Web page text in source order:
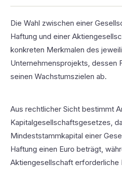
Die Wahl zwischen einer
Haftung und einer
konkreten Merkmalen des
Unternehmensprojekts, dessen
seinen Wachstumszielen ab.
Aus rechtlicher Sicht bestimmt
Kapitalgesellschaftsgesetzes,
Mindeststammkapital einer
Haftung einen Euro beträgt,
Aktiengesellschaft erforderliche